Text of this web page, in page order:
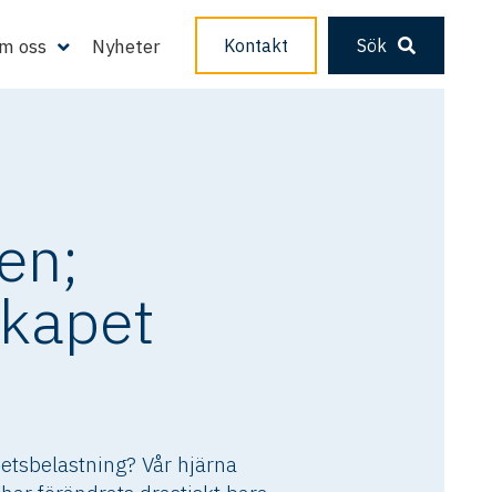
oss Nyheter Kontakt Sök
Vår hjärna